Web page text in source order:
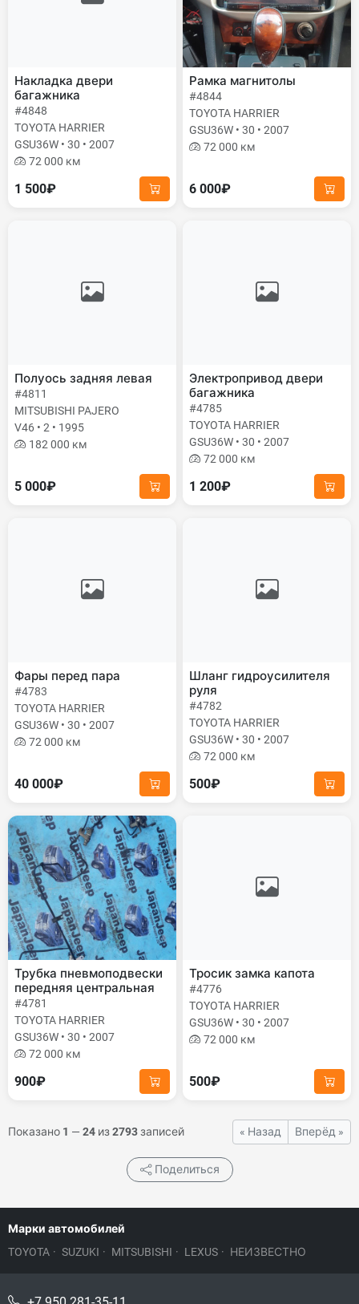
Накладка двери
багажника
#4848
TOYOTA HARRIER
GSU36W • 30 • 2007
72 000 км
1 500₽
Рамка магнитолы
#4844
TOYOTA HARRIER
GSU36W • 30 • 2007
72 000 км
6 000₽
Полуось задняя левая
#4811
MITSUBISHI PAJERO
V46 • 2 • 1995
182 000 км
5 000₽
Электропривод двери
багажника
#4785
TOYOTA HARRIER
GSU36W • 30 • 2007
72 000 км
1 200₽
Фары перед пара
#4783
TOYOTA HARRIER
GSU36W • 30 • 2007
72 000 км
40 000₽
Шланг гидроусилителя
руля
#4782
TOYOTA HARRIER
GSU36W • 30 • 2007
72 000 км
500₽
Трубка пневмоподвески
передняя центральная
#4781
TOYOTA HARRIER
GSU36W • 30 • 2007
72 000 км
900₽
Тросик замка капота
#4776
TOYOTA HARRIER
GSU36W • 30 • 2007
72 000 км
500₽
Показано 1 — 24 из2793записей « Назад Вперёд »
Поделиться
Марки автомобилей
TOYOTA · SUZUKI · MITSUBISHI · LEXUS · НЕИЗВЕСТНО